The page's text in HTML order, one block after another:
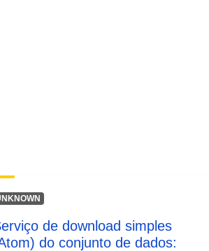
de download simples
do conjunto de dados: